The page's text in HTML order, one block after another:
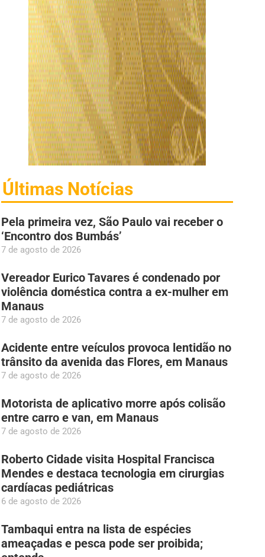
Últimas Notícias
Pela primeira vez, São Paulo vai receber o
‘Encontro dos Bumbás’
7 de agosto de 2026
Vereador Eurico Tavares é condenado por
violência doméstica contra a ex-mulher em
Manaus
7 de agosto de 2026
Acidente entre veículos provoca lentidão no
trânsito da avenida das Flores, em Manaus
7 de agosto de 2026
Motorista de aplicativo morre após colisão
entre carro e van, em Manaus
7 de agosto de 2026
Roberto Cidade visita Hospital Francisca
Mendes e destaca tecnologia em cirurgias
cardíacas pediátricas
6 de agosto de 2026
Tambaqui entra na lista de espécies
ameaçadas e pesca pode ser proibida;